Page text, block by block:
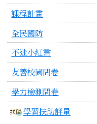
課程計畫
全民國防
不迷小紅書
友善校園問卷
學力檢測問卷
學習扶助評量